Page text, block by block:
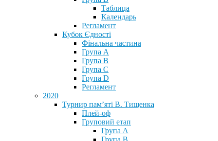
Таблица
Календарь
Регламент
Кубок Єдності
Фінальна частина
Група А
Група В
Група С
Група D
Регламент
2020
Турнир пам’яті В. Тищенка
Плей-оф
Груповий етап
Група А
Група В